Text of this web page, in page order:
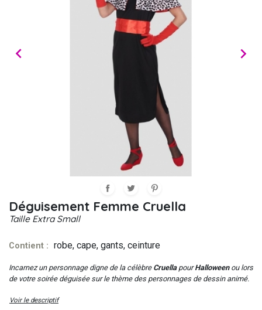
 
Déguisement Femme Cruella
Taille Extra Small
Contient : robe, cape, gants, ceinture
Incarnez un personnage digne de la célèbre CruellapourHalloweenou lors
de votre soirée déguisée sur le thème des personnages de dessin animé.
Voir le descriptif